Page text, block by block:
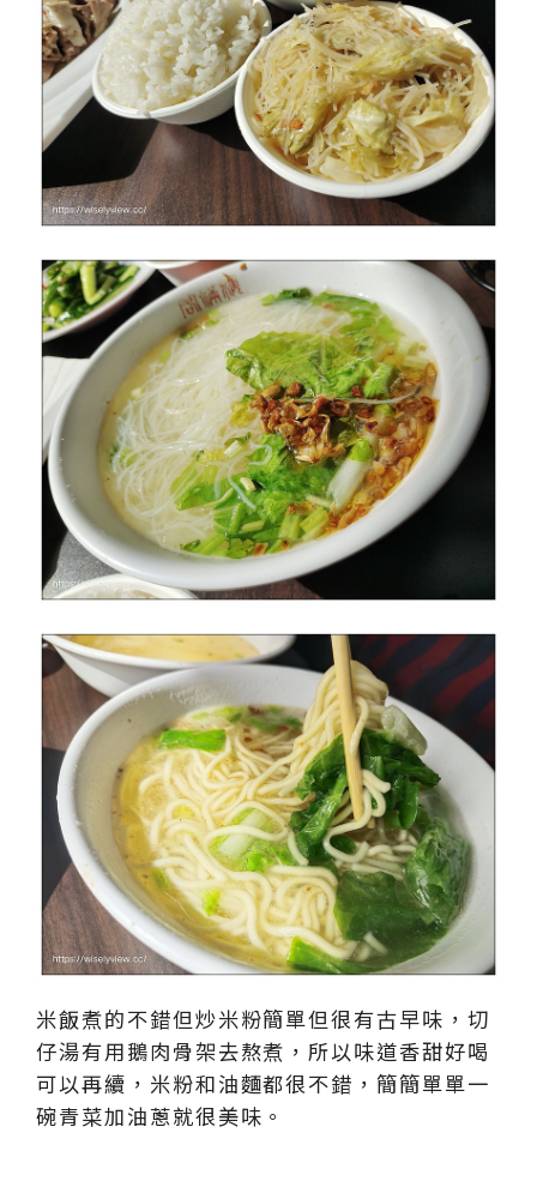
米飯煮的不錯但炒米粉簡單但很有古早味，切
仔湯有用鵝肉骨架去熬煮，所以味道香甜好喝
可以再續，米粉和油麵都很不錯，簡簡單單一
碗青菜加油蔥就很美味。